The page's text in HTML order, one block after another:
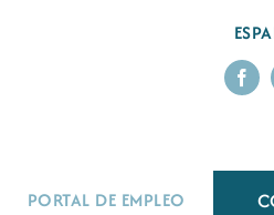
PORTAL DE EMPLEO